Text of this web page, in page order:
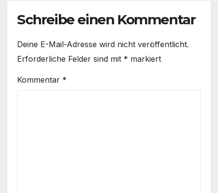
Schreibe einen Kommentar
Deine E-Mail-Adresse wird nicht veröffentlicht.
Erforderliche Felder sind mit * markiert
Kommentar *